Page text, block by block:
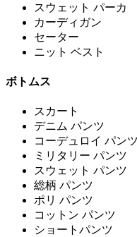
スウェット パーカ
カーディガン
セーター
ニット ベスト
ボトムス
スカート
デニム パンツ
コーデュロイ パンツ
ミリタリー パンツ
スウェット パンツ
総柄 パンツ
ポリ パンツ
コットン パンツ
ショートパンツ